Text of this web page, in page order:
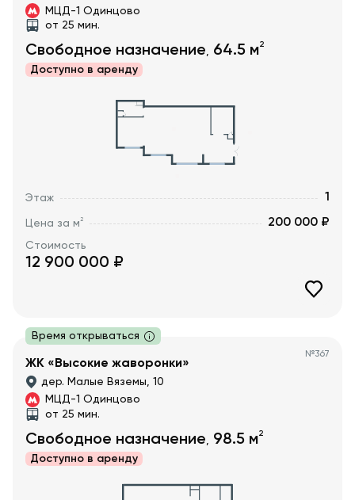
МЦД-1 Одинцово
от 25 мин.
Свободное назначение, 64.5 м2
Доступно в аренду
Этаж 1
Цена за м2 200 000 ₽
Стоимость
12 900 000 ₽
Время открываться
№367
ЖК «Высокие жаворонки»
дер. Малые Вяземы, 10
МЦД-1 Одинцово
от 25 мин.
Свободное назначение, 98.5 м2
Доступно в аренду